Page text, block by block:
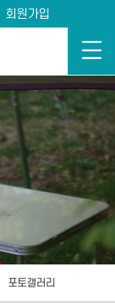
회원가입
포토갤러리